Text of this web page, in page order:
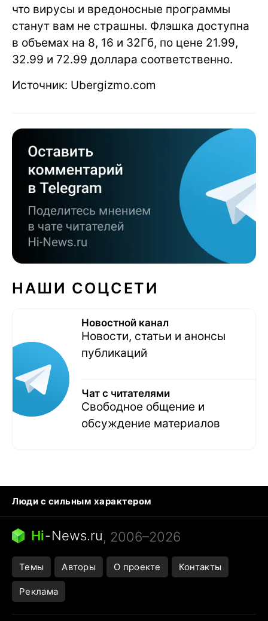
что вирусы и вредоносные программы
станут вам не страшны. Флэшка доступна
в объемах на 8, 16 и 32Гб, по цене 21.99,
32.99 и 72.99 доллара соответственно.
Источник: Ubergizmo.com
НАШИ СОЦСЕТИ
Новостной канал
Новости, статьи и анонсы
публикаций
Чат с читателями
Свободное общение и
обсуждение материалов
Люди с сильным характером
Кошка писает на кровать
Тунцы в океанариуме
Ядовитые пауки России
Города в ядерной войне
Hi-News.ru, 2006–2026
Темы Авторы О проекте Контакты
Реклама